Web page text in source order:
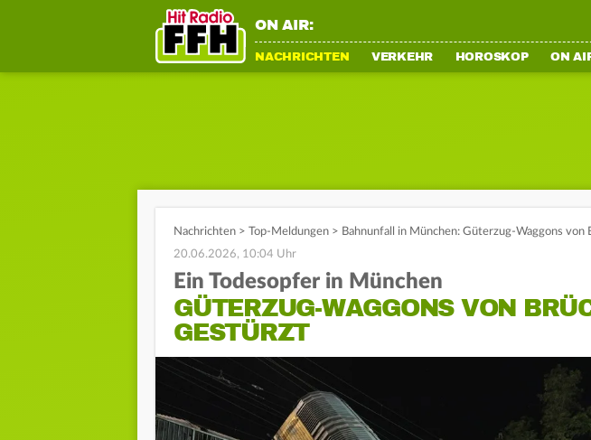
ON AIR:
NACHRICHTEN VERKEHR HOROSKOP ON
Nachrichten > Top-Meldungen > Bahnunfall in München: Güterzug-Waggons von
20.06.2026, 10:04 Uhr
Ein Todesopfer in München
GÜTERZUG-WAGGONS VON
GESTÜRZT